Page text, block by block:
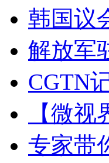
韩国议
解放军
CGTN
【微
专家带